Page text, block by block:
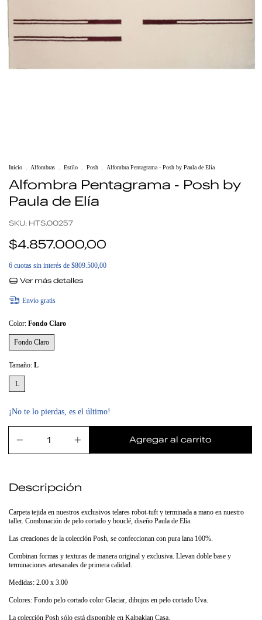
Inicio Alfombras Estilo Posh Alfombra Pentagrama - Posh by Paula de Elía
Alfombra Pentagrama - Posh by
Paula de Elía
SKU: HTS.00257
$4.857.000,00
6 cuotas sin interés de $809.500,00
Ver más detalles
Envío gratis
Color: Fondo Claro
Fondo Claro
Tamaño: L
L
¡No te lo pierdas, es el último!
Descripción
Carpeta tejida en nuestros exclusivos telares robot-tuft y terminada a mano en nuestro
taller. Combinación de pelo cortado y bouclé, diseño Paula de Elía.
Las creaciones de la colección Posh, se confeccionan con pura lana 100%.
Combinan formas y texturas de manera original y exclusiva. Llevan doble base y
terminaciones artesanales de primera calidad.
Medidas: 2.00 x 3.00
Colores: Fondo pelo cortado color Glaciar, dibujos en pelo cortado Uva.
La colección Posh sólo está disponible en Kalpakian Casa.